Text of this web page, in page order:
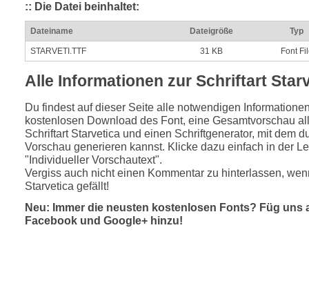
:: Die Datei beinhaltet:
Dateiname Dateigröße Typ
STARVETI.TTF 31 KB Font
Alle Informationen zur Schriftart
Du findest auf dieser Seite alle notwendigen
kostenlosen Download des Font, eine Gesamtvorschau
Schriftart Starvetica und einen Schriftgenerator, mit dem
Vorschau generieren kannst. Klicke dazu einfach in der
"Individueller Vorschautext".
Vergiss auch nicht einen Kommentar zu hinterlassen,
Starvetica gefällt!
Neu: Immer die neusten kostenlosen Fonts? Füg uns
Facebook und Google+ hinzu!